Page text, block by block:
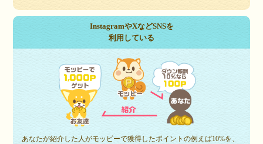
InstagramやXなどSNSを
利用している
あなたが紹介した人がモッピーで獲得したポイントの例えば10%を、